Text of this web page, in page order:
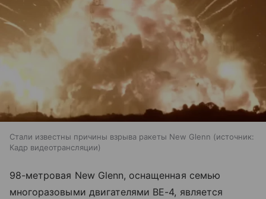
Стали известны причины взрыва ракеты New Glenn
источник:
Кадр видеотрансляции
98-метровая New Glenn, оснащенная семью
многоразовыми двигателями BE-4, является